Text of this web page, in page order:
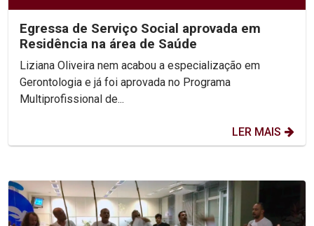
Egressa de Serviço Social aprovada em
Residência na área de Saúde
Liziana Oliveira nem acabou a especialização em
Gerontologia e já foi aprovada no Programa
Multiprofissional de...
LER MAIS